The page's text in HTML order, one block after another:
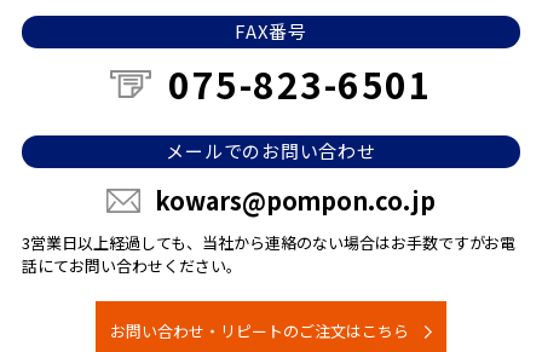
FAX番号
075-823-6501
メールでのお問い合わせ
kowars@pompon.co.jp
3営業日以上経過しても、当社から連絡のない場合はお手数ですがお電
話にてお問い合わせください。
お問い合わせ・リピートのご注文はこちら